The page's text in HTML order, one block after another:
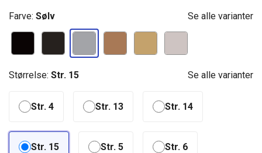
Farve: Sølv Se alle varianter
Størrelse: Str. 15 Se alle varianter
Str. 4 Str. 13 Str. 14
Str. 15 Str. 5 Str. 6